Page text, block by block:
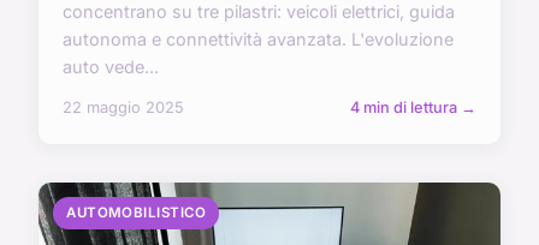
concentrano su tre pilastri: veicoli elettrici, guida
autonoma e connettività avanzata. L'evoluzione
auto vede...
22 maggio 2025 4 min di lettura →
AUTOMOBILISTICO